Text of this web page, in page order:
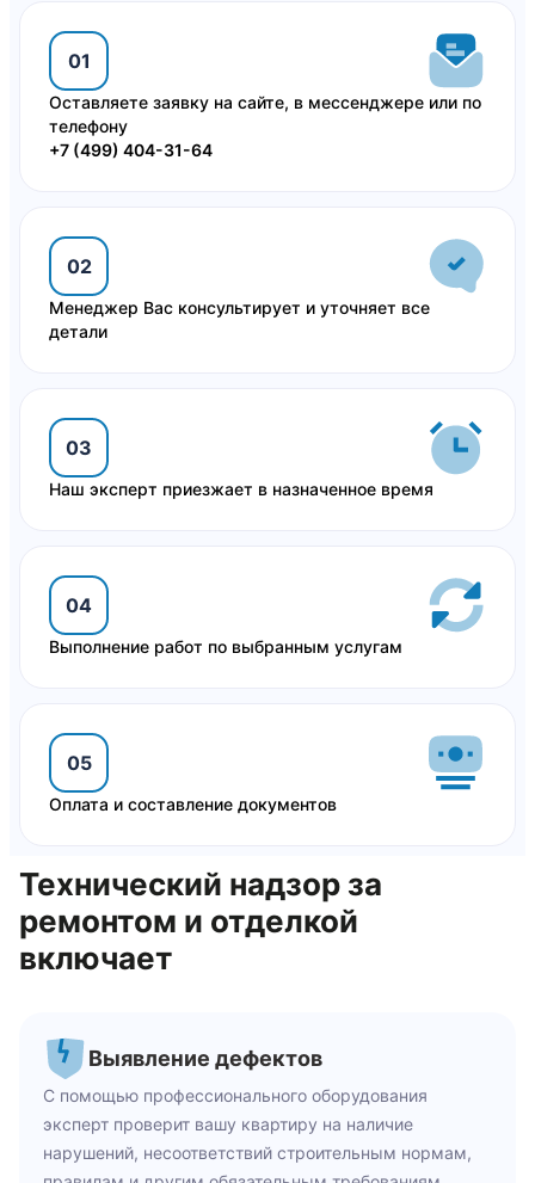
01
Оставляете заявку на сайте, в мессенджере или по
телефону
+7 (499) 404-31-64
02
Менеджер Вас консультирует и уточняет все
детали
03
Наш эксперт приезжает в назначенное время
04
Выполнение работ по выбранным услугам
05
Оплата и составление документов
Технический надзор за
ремонтом и отделкой
включает
Выявление дефектов
С помощью профессионального оборудования
эксперт проверит вашу квартиру на наличие
нарушений, несоответствий строительным нормам,